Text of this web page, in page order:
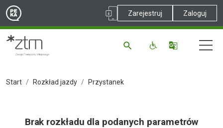
Zarejestruj Zaloguj
Start Rozkład jazdy Przystanek
Brak rozkładu dla podanych parametrów